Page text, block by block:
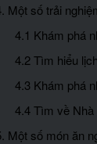
Một số trải
4.1 Khám phá
4.2 Tìm hiểu
4.3 Khám phá
4.4 Tìm về
Một số món ăn